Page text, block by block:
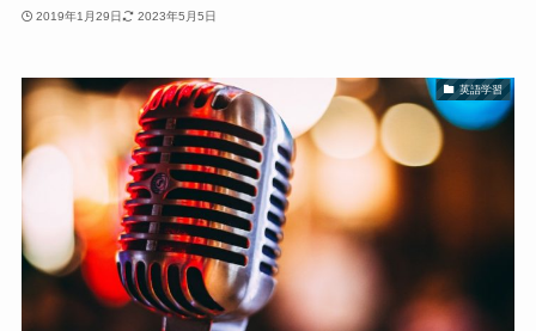
2019年1月29日 2023年5月5日
英語学習